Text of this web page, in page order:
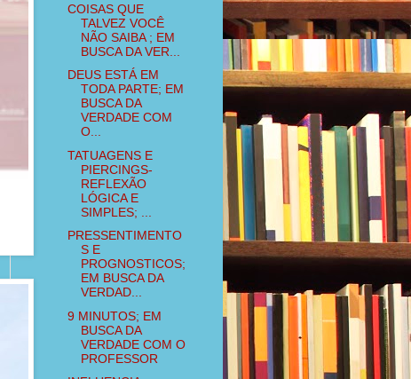
COISAS QUE
TALVEZ VOCÊ
NÃO SAIBA ; EM
BUSCA DA VER...
DEUS ESTÁ EM
TODA PARTE; EM
BUSCA DA
VERDADE COM
O...
TATUAGENS E
PIERCINGS-
REFLEXÃO
LÓGICA E
SIMPLES; ...
PRESSENTIMENTO
S E
PROGNOSTICOS;
EM BUSCA DA
VERDAD...
9 MINUTOS; EM
BUSCA DA
VERDADE COM O
PROFESSOR